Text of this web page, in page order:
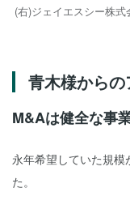
(右)ジェイエスシー株
青木様から
M&Aは健全な事
永年希望していた規
た。